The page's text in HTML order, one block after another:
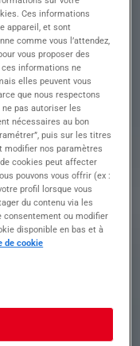
et de pliage
avec
TIG, MIG et
les plans et
vérifier la
à relever
Ces informations
appareil, et sont
comme vous l’attendez,
vous proposer des
ces informations ne
elles peuvent vous
que nous respectons
pas autoriser les
nécessaires au bon
puis sur les titres
modifier nos paramètres
cookies peut affecter
pouvons vous offrir (ex :
profil lorsque vous
du contenu via les
consentement ou modifier
disponible en bas et à
de cookie